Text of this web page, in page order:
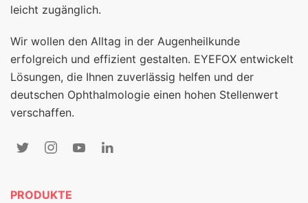
leicht zugänglich.
Wir wollen den Alltag in der Augenheilkunde
erfolgreich und effizient gestalten. EYEFOX entwickelt
Lösungen, die Ihnen zuverlässig helfen und der
deutschen Ophthalmologie einen hohen Stellenwert
verschaffen.
PRODUKTE